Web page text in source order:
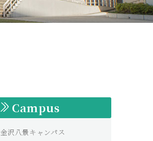
Campus
金沢八景キャンパス